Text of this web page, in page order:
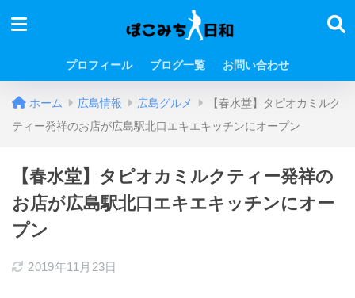
プロフィール ブログ一覧 お問い合わせ
ホーム 広島情報 広島グルメ
【春水堂】タピオカミルク
ティー発祥のお店が広島駅北口エキエキッチンにオープン
【春水堂】タピオカミルクティー発祥の
お店が広島駅北口エキエキッチンにオー
プン
2019年11月23日